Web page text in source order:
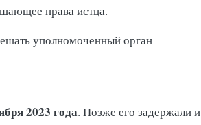
права истца.
уполномоченный орган —
2023 года. Позже его задержали и